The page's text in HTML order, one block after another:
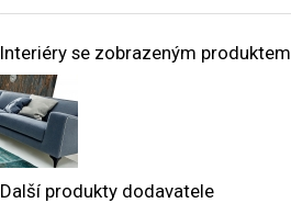
Interiéry se zobrazeným produktem
Další produkty dodavatele